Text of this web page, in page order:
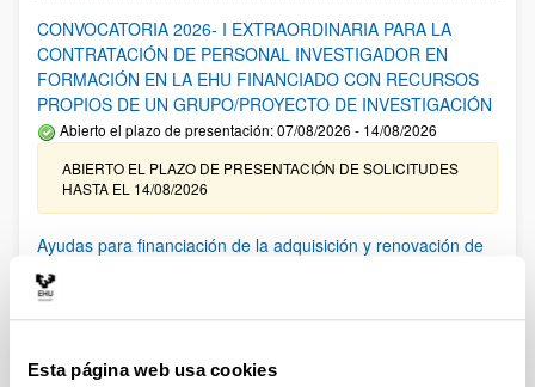
Esta página web usa cookies
CONVOCATORIA 2026- I EXTRAORDINARIA PARA LA
CONTRATACIÓN DE PERSONAL INVESTIGADOR EN
FORMACIÓN EN LA EHU FINANCIADO CON RECURSOS
PROPIOS DE UN GRUPO/PROYECTO DE INVESTIGACIÓN
Abierto el plazo de presentación: 07/08/2026 - 14/08/2026
ABIERTO EL PLAZO DE PRESENTACIÓN DE SOLICITUDES
HASTA EL 14/08/2026
Ayudas para financiación de la adquisición y renovación de
infraestructura científica y fondos bibliográficos en la
UPV/EHU 2026
Trámite abierto
25/03/2026: Corrección de errores del listado provisional de
solicitudes admitidas y excluidas. 23/03/2026: Relación